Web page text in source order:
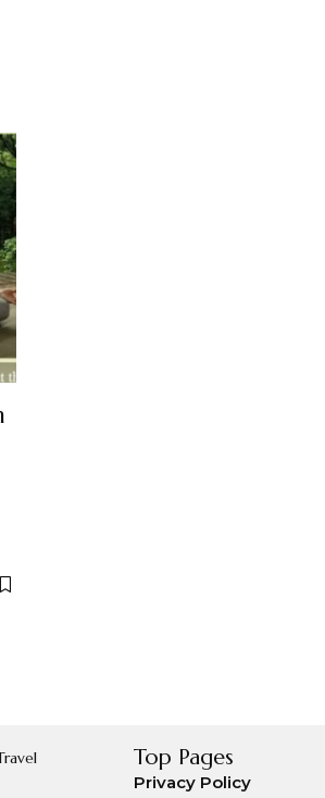
Top Pages
Privacy Policy